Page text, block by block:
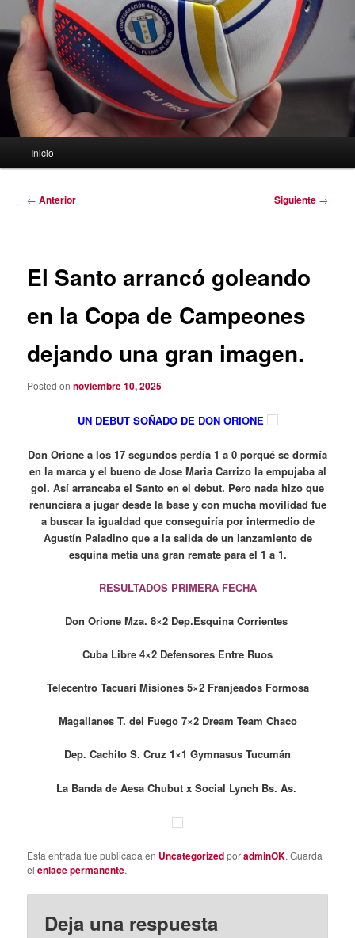
Inicio
Navegación
← Anterior Siguiente →
El Santo arrancó goleando
en la Copa de Campeones
dejando una gran imagen.
Posted onnoviembre 10, 2025
UN DEBUT SOÑADO DE DON ORIONE
Don Orione a los 17 segundos perdía 1 a 0 porqué se dormía
en la marca y el bueno de Jose Maria Carrizo la empujaba al
gol. Así arrancaba el Santo en el debut. Pero nada hizo que
renunciara a jugar desde la base y con mucha movilidad fue
a buscar la igualdad que conseguiría por intermedio de
Agustín Paladino que a la salida de un lanzamiento de
esquina metía una gran remate para el 1 a 1.
RESULTADOS PRIMERA FECHA
Don Orione Mza. 8×2 Dep.Esquina Corrientes
Cuba Libre 4×2 Defensores Entre Ruos
Telecentro Tacuarí Misiones 5×2 Franjeados Formosa
Magallanes T. del Fuego 7×2 Dream Team Chaco
Dep. Cachito S. Cruz 1×1 Gymnasus Tucumán
La Banda de Aesa Chubut x Social Lynch Bs. As.
Esta entrada fue publicada en UncategorizedporadminOK. Guarda
elenlace permanente.
Deja una respuesta